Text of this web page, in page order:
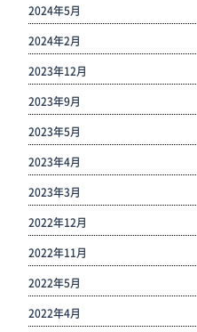
2024年5月
2024年2月
2023年12月
2023年9月
2023年5月
2023年4月
2023年3月
2022年12月
2022年11月
2022年5月
2022年4月